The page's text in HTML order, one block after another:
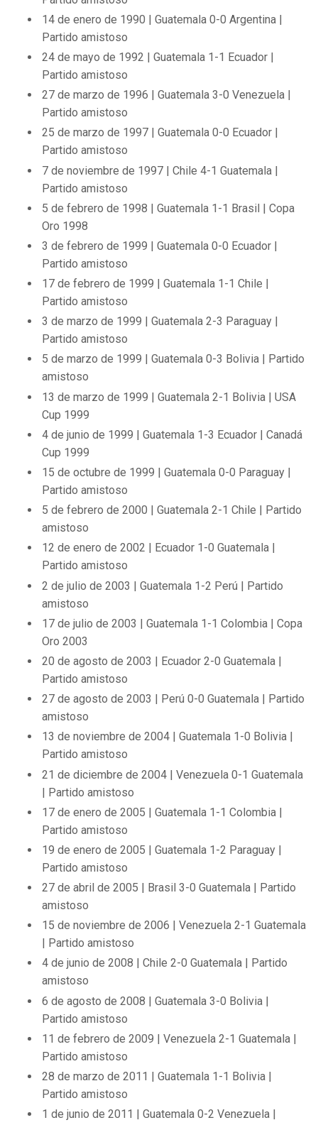
14 de enero de 1990 | Guatemala 0-0 Argentina |
Partido amistoso
24 de mayo de 1992 | Guatemala 1-1 Ecuador |
Partido amistoso
27 de marzo de 1996 | Guatemala 3-0 Venezuela |
Partido amistoso
25 de marzo de 1997 | Guatemala 0-0 Ecuador |
Partido amistoso
7 de noviembre de 1997 | Chile 4-1 Guatemala |
Partido amistoso
5 de febrero de 1998 | Guatemala 1-1 Brasil | Copa
Oro 1998
3 de febrero de 1999 | Guatemala 0-0 Ecuador |
Partido amistoso
17 de febrero de 1999 | Guatemala 1-1 Chile |
Partido amistoso
3 de marzo de 1999 | Guatemala 2-3 Paraguay |
Partido amistoso
5 de marzo de 1999 | Guatemala 0-3 Bolivia | Partido
amistoso
13 de marzo de 1999 | Guatemala 2-1 Bolivia | USA
Cup 1999
4 de junio de 1999 | Guatemala 1-3 Ecuador | Canadá
Cup 1999
15 de octubre de 1999 | Guatemala 0-0 Paraguay |
Partido amistoso
5 de febrero de 2000 | Guatemala 2-1 Chile | Partido
amistoso
12 de enero de 2002 | Ecuador 1-0 Guatemala |
Partido amistoso
2 de julio de 2003 | Guatemala 1-2 Perú | Partido
amistoso
17 de julio de 2003 | Guatemala 1-1 Colombia | Copa
Oro 2003
20 de agosto de 2003 | Ecuador 2-0 Guatemala |
Partido amistoso
27 de agosto de 2003 | Perú 0-0 Guatemala | Partido
amistoso
13 de noviembre de 2004 | Guatemala 1-0 Bolivia |
Partido amistoso
21 de diciembre de 2004 | Venezuela 0-1 Guatemala
| Partido amistoso
17 de enero de 2005 | Guatemala 1-1 Colombia |
Partido amistoso
19 de enero de 2005 | Guatemala 1-2 Paraguay |
Partido amistoso
27 de abril de 2005 | Brasil 3-0 Guatemala | Partido
amistoso
15 de noviembre de 2006 | Venezuela 2-1 Guatemala
| Partido amistoso
4 de junio de 2008 | Chile 2-0 Guatemala | Partido
amistoso
6 de agosto de 2008 | Guatemala 3-0 Bolivia |
Partido amistoso
11 de febrero de 2009 | Venezuela 2-1 Guatemala |
Partido amistoso
28 de marzo de 2011 | Guatemala 1-1 Bolivia |
Partido amistoso
1 de junio de 2011 | Guatemala 0-2 Venezuela |